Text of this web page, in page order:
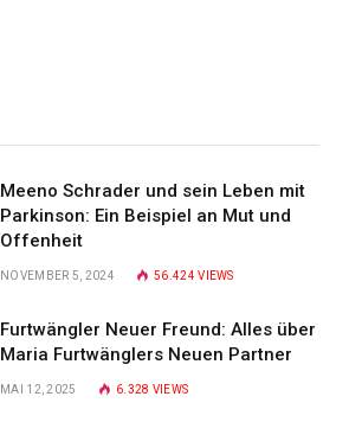
Meeno Schrader und sein Leben mit
Parkinson: Ein Beispiel an Mut und
Offenheit
NOVEMBER 5, 2024 56.424VIEWS
Furtwängler Neuer Freund: Alles über
Maria Furtwänglers Neuen Partner
MAI 12, 2025 6.328 VIEWS